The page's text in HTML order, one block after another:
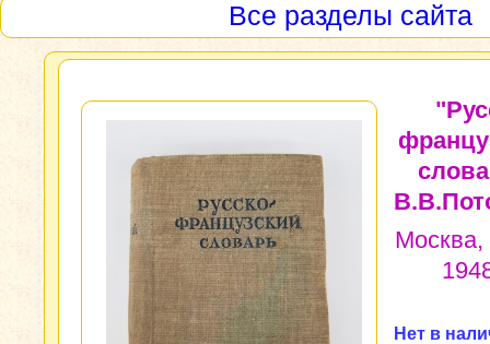
Все разделы сайта
Нет в